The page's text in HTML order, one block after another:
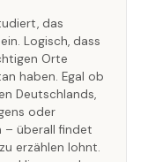
das
Logisch, dass
Orte
haben. Egal ob
Deutschlands,
oder
– überall findet
erzählen lohnt.